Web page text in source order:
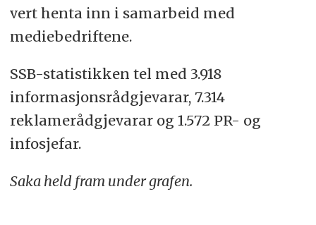
vert henta inn i samarbeid med
mediebedriftene.
SSB-statistikken tel med 3.918
informasjonsrådgjevarar, 7.314
reklamerådgjevarar og 1.572 PR- og
infosjefar.
Saka held fram under grafen.